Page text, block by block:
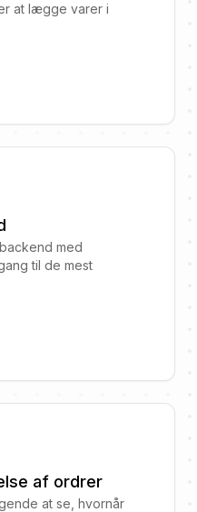
at lægge varer i
med
til de mest
af ordrer
at se, hvornår